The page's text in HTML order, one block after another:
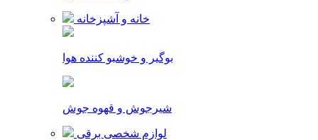
خانه و آشپزخانه
بوگیر و خوشبو کننده هوا
شیرجوش و قهوه جوش
لوازم شخصی برقی